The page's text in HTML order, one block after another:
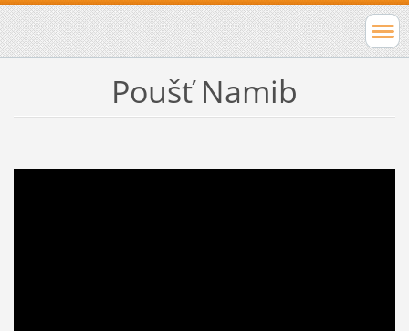
Poušť Namib